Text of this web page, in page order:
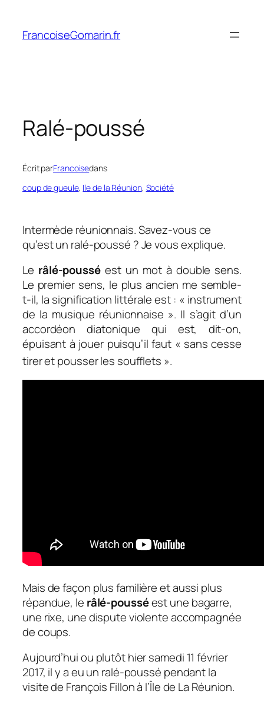
contenu
FrancoiseGomarin.fr
Ralé-poussé
Écrit parFrancoisedans
coup de gueule, Ile de la Réunion, Société
Intermède réunionnais. Savez-vous ce
qu’est un ralé-poussé ? Je vous explique.
Le râlé-pousséest un mot à double sens.
Le premier sens, le plus ancien me semble-
t-il, la signification littérale est : « instrument
de la musique réunionnaise ». Il s’agit d’un
accordéon diatonique qui est, dit-on,
épuisant à jouer puisqu’il faut « sans cesse
tirer et pousser les soufflets ».
Mais de façon plus familière et aussi plus
répandue, le râlé-pousséest une bagarre,
une rixe, une dispute violente accompagnée
de coups.
Aujourd’hui ou plutôt hier samedi 11 février
2017, il y a eu un ralé-poussé pendant la
visite de François Fillon à l’Île de La Réunion.